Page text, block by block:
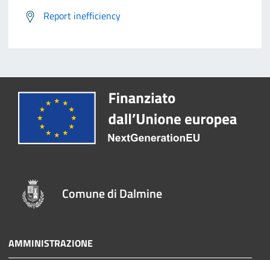
Report inefficiency
Comune di Dalmine
AMMINISTRAZIONE